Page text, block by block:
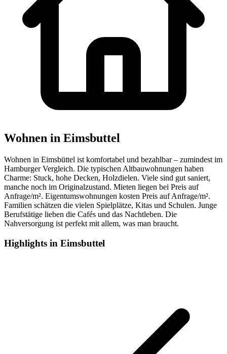
Wohnen in Eimsbuttel
Wohnen in Eimsbüttel ist komfortabel und bezahlbar – zumindest im
Hamburger Vergleich. Die typischen Altbauwohnungen haben
Charme: Stuck, hohe Decken, Holzdielen. Viele sind gut saniert,
manche noch im Originalzustand. Mieten liegen bei Preis auf
Anfrage/m². Eigentumswohnungen kosten Preis auf Anfrage/m².
Familien schätzen die vielen Spielplätze, Kitas und Schulen. Junge
Berufstätige lieben die Cafés und das Nachtleben. Die
Nahversorgung ist perfekt mit allem, was man braucht.
Highlights in Eimsbuttel